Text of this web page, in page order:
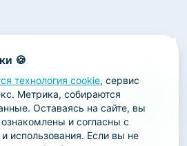
🍪
технология cookie, сервис
Метрика, собираются
Оставаясь на сайте, вы
и согласны с
использования. Если вы не
лаборатория